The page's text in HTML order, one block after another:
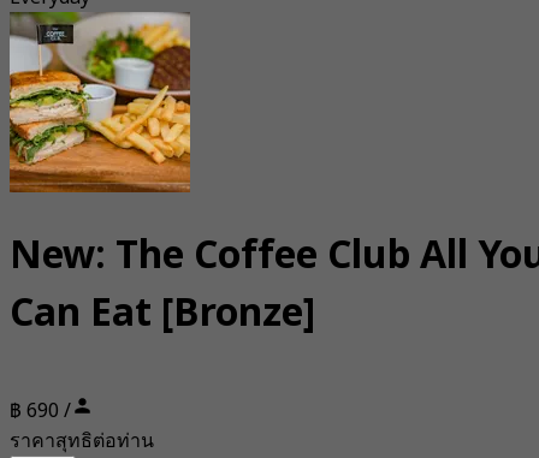
New: The Coffee Club All
Can Eat [Bronze]
฿ 690 /
ราคาสุทธิต่อท่าน